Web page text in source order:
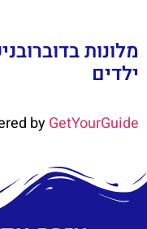
מלונות
ילדים
byGetYourGuide